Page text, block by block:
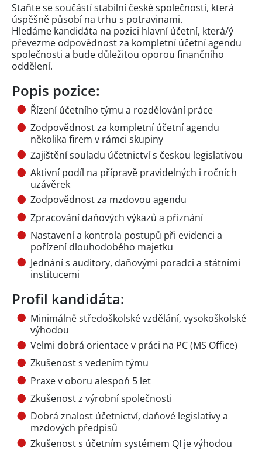
Staňte se součástí stabilní české společnosti, která
úspěšně působí na trhu s potravinami.
Hledáme kandidáta na pozici hlavní účetní, která/ý
převezme odpovědnost za kompletní účetní agendu
společnosti a bude důležitou oporou finančního
oddělení.
Popis pozice:
Řízení účetního týmu a rozdělování práce
Zodpovědnost za kompletní účetní agendu
několika firem v rámci skupiny
Zajištění souladu účetnictví s českou legislativou
Aktivní podíl na přípravě pravidelných i ročních
uzávěrek
Zodpovědnost za mzdovou agendu
Zpracování daňových výkazů a přiznání
Nastavení a kontrola postupů při evidenci a
pořízení dlouhodobého majetku
Jednání s auditory, daňovými poradci a státními
institucemi
Profil kandidáta:
Minimálně středoškolské vzdělání, vysokoškolské
výhodou
Velmi dobrá orientace v práci na PC (MS Office)
Zkušenost s vedením týmu
Praxe v oboru alespoň 5 let
Zkušenost z výrobní společnosti
Dobrá znalost účetnictví, daňové legislativy a
mzdových předpisů
Zkušenost s účetním systémem QI je výhodou